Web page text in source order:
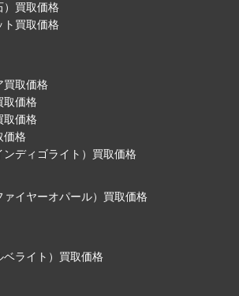
）買取価格
ト買取価格
買取価格
取価格
取価格
価格
ディゴライト）買取価格
ァイヤーオパール）買取価格
ベライト）買取価格